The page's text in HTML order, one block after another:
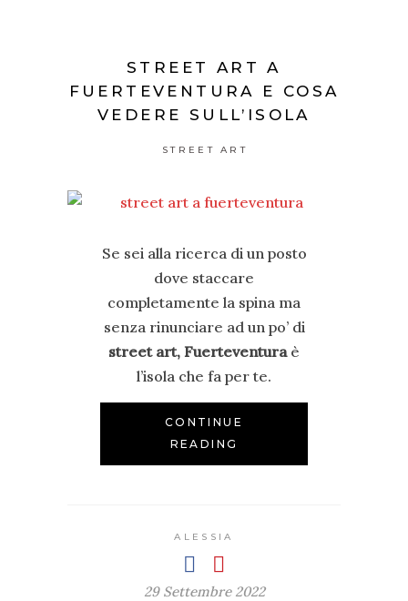
STREET ART A
FUERTEVENTURA E COSA
VEDERE SULL’ISOLA
STREET ART
Se sei alla ricerca di un posto
dove staccare
completamente la spina ma
senza rinunciare ad un po’ di
street art, Fuerteventuraè
l’isola che fa per te.
CONTINUE
READING
ALESSIA
29 Settembre 2022